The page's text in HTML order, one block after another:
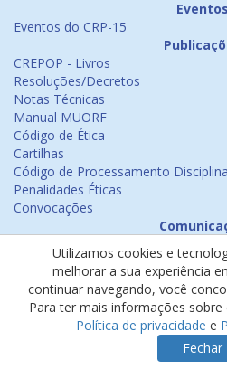
Eventos
Eventos do CRP-15
CREPOP - Livros
Resoluções/Decretos
Notas Técnicas
Manual MUORF
Código de Ética
Cartilhas
Código de Processamento
Penalidades Éticas
Convocações
Emissão de Certificados
Psicologia na Mídia
Ouvidoria
Política de cookies
Política de privacidade
Utilizamos cookies e
melhorar a sua experiência
continuar navegando, você
Para ter mais informações
Política de privacidade e
Fechar